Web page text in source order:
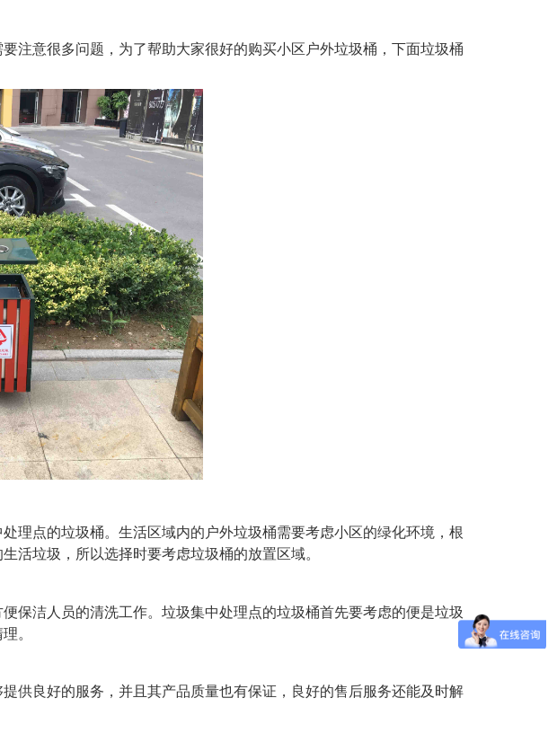
注意很多问题，为了帮助大家很好的购买小区户外垃圾桶，下面垃圾桶
理点的垃圾桶。生活区域内的户外垃圾桶需要考虑小区的绿化环境，根
活垃圾，所以选择时要考虑垃圾桶的放置区域。
保洁人员的清洗工作。垃圾集中处理点的垃圾桶首先要考虑的便是垃圾
。
供良好的服务，并且其产品质量也有保证，良好的售后服务还能及时解